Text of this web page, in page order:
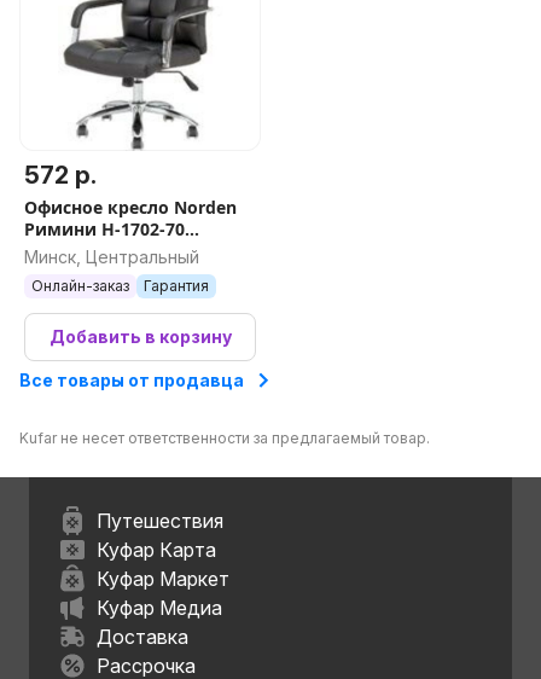
572 р.
Офисное кресло Norden
Римини H-1702-70
(черный)
Минск, Центральный
Онлайн-заказ Гарантия
Добавить в корзину
Все товары от продавца
Kufar не несет ответственности за предлагаемый товар.
Путешествия
Куфар Карта
Куфар Маркет
Куфар Медиа
Доставка
Рассрочка